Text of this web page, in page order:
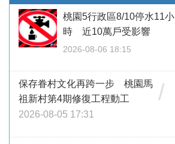
桃園5行政區8/10停水11小
時 近10萬戶受影響
2026-08-06 18:15
保存眷村文化再跨一步 桃園馬
祖新村第4期修復工程動工
2026-08-05 17:31
/